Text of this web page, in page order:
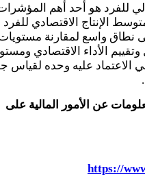
للفرد هو أحد أهم
الإنتاج الاقتصادي
نطاق واسع لمقارنة مستويات
وتقييم الأداء الاقتصادي
الاعتماد عليه وحده لقياس
.
عن الأمور المالية على
https://